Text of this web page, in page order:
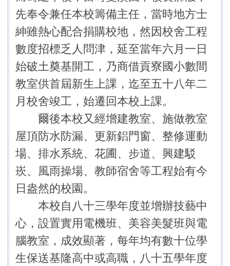
交通安全專區 Traffic Safety Promotion Area
先奉令兼任本校籌備主任，當時地方士
紳雖熱心配合捐購校地，然因校舍工程
數度招標乏人問津，延至當年六月一日
始破土奠基開工，乃商借貢寮國小數間
教室供首屆新生上課，迄至五十八年二
月校舍竣工，始遷回本校上課。
爾後本校又經增建教室、施做教室
屋頂防水防漏、更新鋁門窗、整修運動
場、排水系統、花圃、步道、興建駁
崁、風雨操場、教師宿舍等工程始有今
日盎然的校園。
本校自八十三學年度並增辦技藝中
心，設置實用電機班、美容美髮班與電
腦教室，成效顯著，每年均有數十位學
生保送基隆高中或高職，八十五學年度